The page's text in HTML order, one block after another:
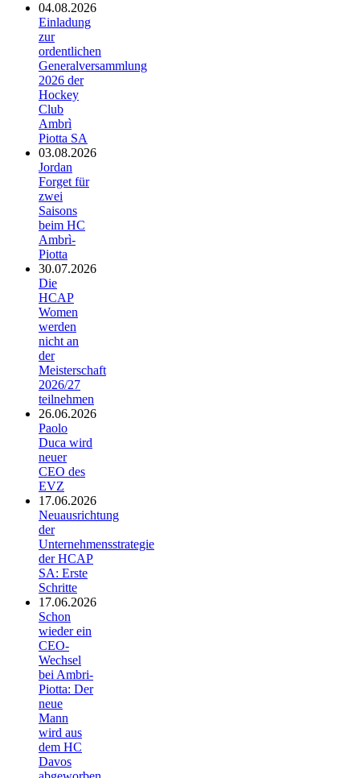
04.08.2026
Einladung
zur
ordentlichen
Generalversammlung
2026 der
Hockey
Club
Ambrì
Piotta SA
03.08.2026
Jordan
Forget für
zwei
Saisons
beim HC
Ambrì-
Piotta
30.07.2026
Die
HCAP
Women
werden
nicht an
der
Meisterschaft
2026/27
teilnehmen
26.06.2026
Paolo
Duca wird
neuer
CEO des
EVZ
17.06.2026
Neuausrichtung
der
Unternehmensstrategie
der HCAP
SA: Erste
Schritte
17.06.2026
Schon
wieder ein
CEO-
Wechsel
bei Ambri-
Piotta: Der
neue
Mann
wird aus
dem HC
Davos